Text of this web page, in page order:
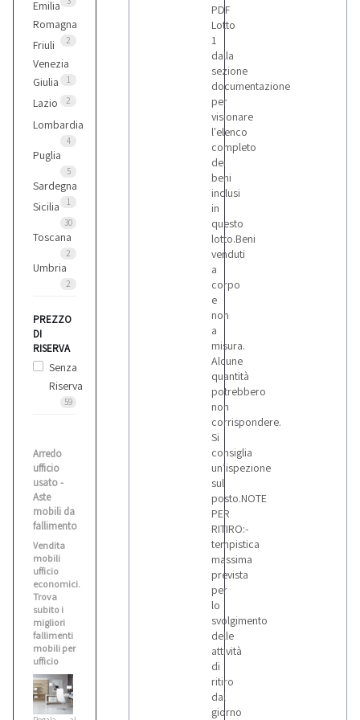
Emilia
Romagna
2
Friuli
Venezia
Giulia
1
Lazio 2
Lombardia
4
Puglia
5
Sardegna
1
Sicilia
30
Toscana
2
Umbria
2
PREZZO
DI
RISERVA
Senza
Riserva
59
Arredo
ufficio
usato -
Aste
mobili da
fallimento
Vendita
mobili
ufficio
economici.
Trova
subito i
migliori
fallimenti
mobili per
ufficio
PDF
Lotto
1
dalla
sezione
documentazione
per
visionare
l'elenco
completo
dei
beni
inclusi
in
questo
lotto.Beni
venduti
a
corpo
e
non
a
misura.
Alcune
quantità
potrebbero
non
corrispondere.
Si
consiglia
un’ispezione
sul
posto.NOTE
PER
RITIRO:-
tempistica
massima
prevista
per
lo
svolgimento
delle
attività
di
ritiro
dal
giorno